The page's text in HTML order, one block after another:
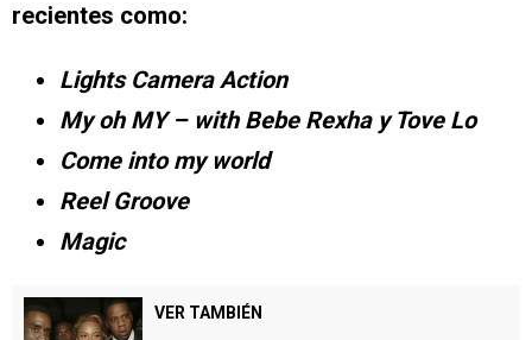
recientes como:
Lights Camera Action
My oh MY – with Bebe Rexha y Tove Lo
Come into my world
Reel Groove
Magic
VER TAMBIÉN